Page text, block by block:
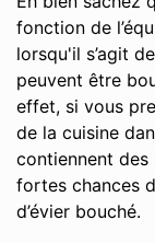
fonction de
lorsqu'il s’agit
peuvent être
effet, si vous
de la cuisine
contiennent
fortes chances
d’évier bouché.